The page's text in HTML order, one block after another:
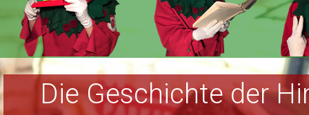
Die Geschichte der